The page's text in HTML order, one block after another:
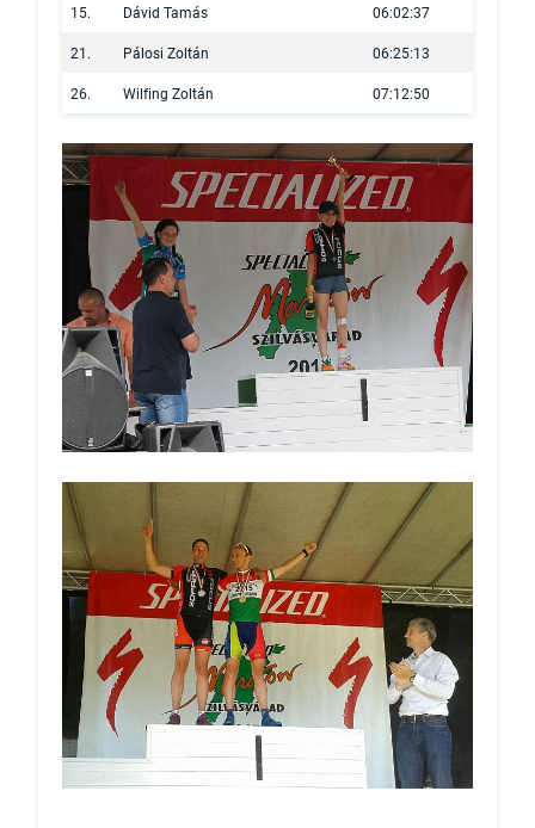
15. Dávid Tamás 06:02:37
21. Pálosi Zoltán 06:25:13
26. Wilfing Zoltán 07:12:50